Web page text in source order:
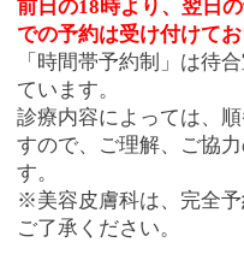
前日の18時より、翌日
での予約は受け付けてお
「時間帯予約制」は待
ています。
診療内容によっては、
すので、ご理解、ご協
す。
※美容皮膚科は、完全
ご了承ください。